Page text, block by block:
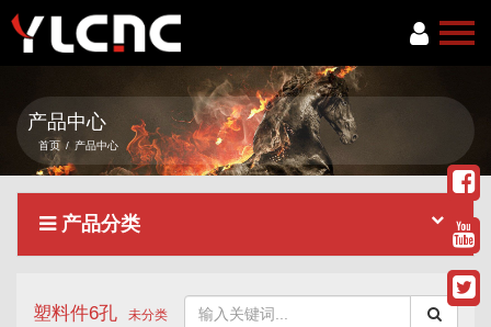
首页
关于我们
产品中心
新闻资讯
联系我们
产品中心
首页 / 产品中心
产品分类
塑料件6孔 未分类